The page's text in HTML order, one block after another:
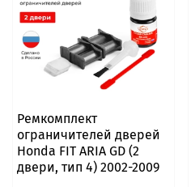
Ремкомплект
ограничителей дверей
Honda FIT ARIA GD (2
двери, тип 4) 2002-2009